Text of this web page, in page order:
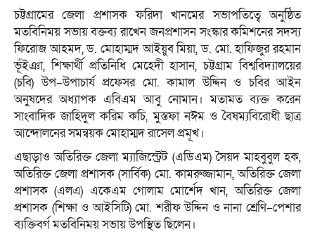
চট্টগ্রামের জেলা প্রশাসক ফরিদা খানমের সভাপতিত্বে অনুষ্ঠিত
মতবিনিময় সভায় বক্তব্য রাখেন জনপ্রশাসন সংস্কার কমিশনের সদস্য
ফিরোজ আহমদ, ড. মোহাম্মদ আইয়ুব মিয়া, ড. মো. হাফিজুর রহমান
ভূঁইঞা, শিক্ষার্থী প্রতিনিধি মেহেদী হাসান, চট্টগ্রাম বিশ্ববিদ্যালয়ের
(চবি) উপ–উপাচার্য প্রফেসর মো. কামাল উদ্দিন ও চবির আইন
অনুষদের অধ্যাপক এবিএম আবু নোমান। মতামত ব্যক্ত করেন
সাংবাদিক জাহিদুল করিম কচি, মুস্তফা নঈম ও বৈষম্যবিরোধী ছাত্র
আন্দোলনের সমন্বয়ক মোহাম্মদ রাসেল প্রমূখ।
এছাড়াও অতিরিক্ত জেলা ম্যাজিস্ট্রেট (এডিএম) সৈয়দ মাহবুবুল হক,
অতিরিক্ত জেলা প্রশাসক (সার্বিক) মো. কামরুজ্জামান, অতিরিক্ত জেলা
প্রশাসক (এলএ) একেএম গোলাম মোর্শেদ খান, অতিরিক্ত জেলা
প্রশাসক (শিক্ষা ও আইসিটি) মো. শরীফ উদ্দিন ও নানা শ্রেণি–পেশার
ব্যক্তিবর্গ মতবিনিময় সভায় উপস্থিত ছিলেন।